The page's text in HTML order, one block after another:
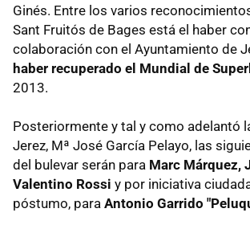
Ginés. Entre los varios
Sant Fruitós de Bages está el haber
colaboración con el Ayuntamiento de
haber recuperado el Mundial de
2013.
Posteriormente y tal y como adelantó
Jerez, Mª José García Pelayo, las
del bulevar serán para Marc Márquez,
Valentino Rossi y por iniciativa
póstumo, para Antonio Garrido